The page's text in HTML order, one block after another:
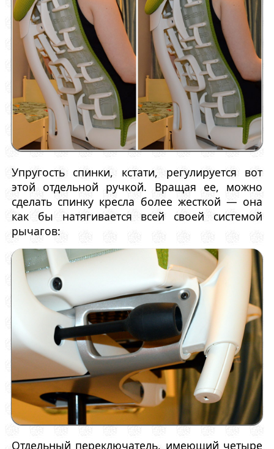
Упругость спинки, кстати, регулируется вот
этой отдельной ручкой. Вращая ее, можно
сделать спинку кресла более жесткой — она
как бы натягивается всей своей системой
рычагов:
Отдельный переключатель, имеющий четыре